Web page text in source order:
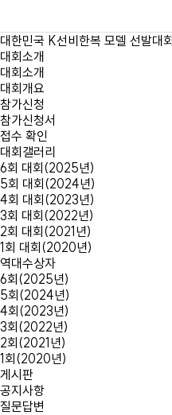
대한민국 K선비한복 모델 선발대회
대회소개
대회소개
대회개요
참가신청
참가신청서
접수 확인
대회갤러리
6회 대회(2025년)
5회 대회(2024년)
4회 대회(2023년)
3회 대회(2022년)
2회 대회(2021년)
1회 대회(2020년)
역대수상자
6회(2025년)
5회(2024년)
4회(2023년)
3회(2022년)
2회(2021년)
1회(2020년)
게시판
공지사항
질문답변